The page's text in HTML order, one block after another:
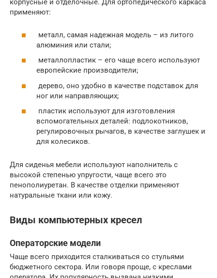
корпусные и отделочные. Для ортопедического каркаса
применяют:
металл, самая надежная модель – из литого
алюминия или стали;
металлопластик – его чаще всего используют
европейские производители;
дерево, оно удобно в качестве подставок для
ног или направляющих;
пластик используют для изготовления
вспомогательных деталей: подлокотников,
регулировочных рычагов, в качестве заглушек и
для колесиков.
Для сиденья мебели используют наполнитель с
высокой степенью упругости, чаще всего это
пенополиуретан. В качестве отделки применяют
натуральные ткани или кожу.
Виды компьютерных кресел
Операторские модели
Чаще всего приходится сталкиваться со стульями
бюджетного сектора. Или говоря проще, с креслами